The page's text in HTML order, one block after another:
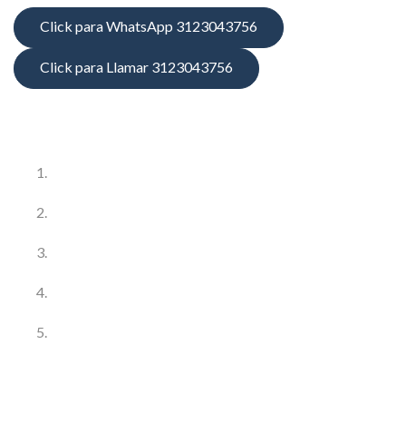
Click para WhatsApp 3123043756
Click para Llamar 3123043756